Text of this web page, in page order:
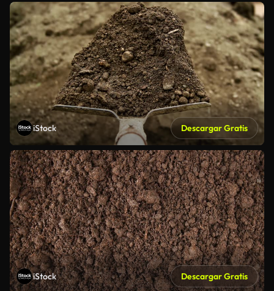
iStock Descargar Gratis
iStock Descargar Gratis